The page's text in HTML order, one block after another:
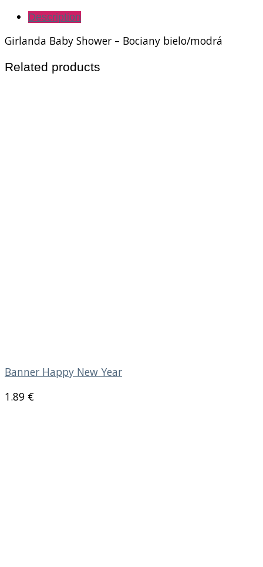
Description
Girlanda Baby Shower – Bociany bielo/modrá
Related products
Banner Happy New Year
1.89 €